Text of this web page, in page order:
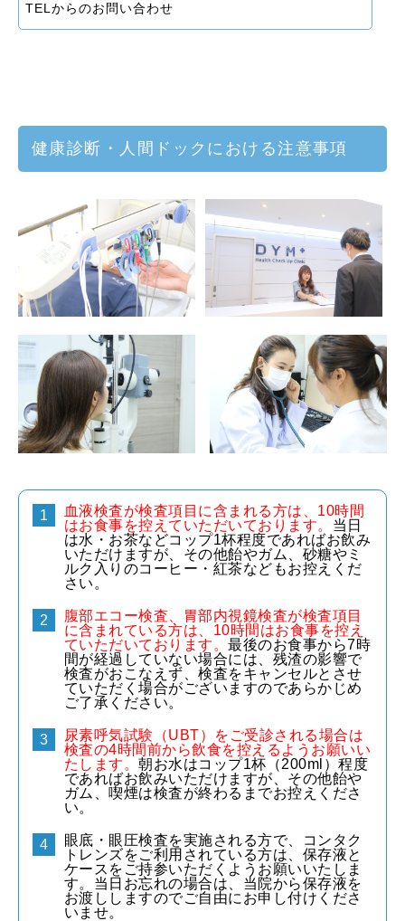
TELからのお問い合わせ
健康診断・人間ドックにおける注意事項
血液検査が検査項目に含まれる方は、10時間
はお食事を控えていただいております。 当日
は水・お茶などコップ1杯程度であればお飲み
いただけますが、その他飴やガム、砂糖やミ
ルク入りのコーヒー・紅茶などもお控えくだ
さい。
腹部エコー検査、胃部内視鏡検査が検査項目
に含まれている方は、10時間はお食事を控え
ていただいております。最後のお食事から7時
間が経過していない場合には、残渣の影響で
検査がおこなえず、検査をキャンセルとさせ
ていただく場合がございますのであらかじめ
ご了承ください。
尿素呼気試験（UBT）をご受診される場合は
検査の4時間前から飲食を控えるようお願いい
たします。朝お水はコップ1杯（200ml）程度
であればお飲みいただけますが、その他飴や
ガム、喫煙は検査が終わるまでお控えくださ
い。
眼底・眼圧検査を実施される方で、コンタク
トレンズをご利用されている方は、保存液と
ケースをご持参いただくようお願いいたしま
す。当日お忘れの場合は、当院から保存液を
お渡ししますのでご自由にお申し付けくださ
いませ。